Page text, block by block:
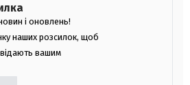
і оновлень!
наших розсилок, щоб
вашим